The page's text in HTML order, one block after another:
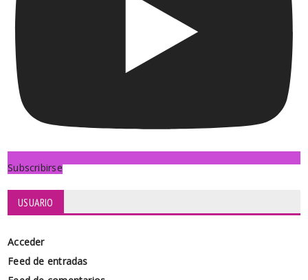
Subscribirse
USUARIO
Acceder
Feed de entradas